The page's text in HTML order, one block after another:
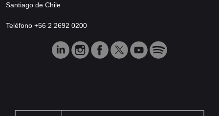
Santiago de Chile
Teléfono +56 2 2692 0200